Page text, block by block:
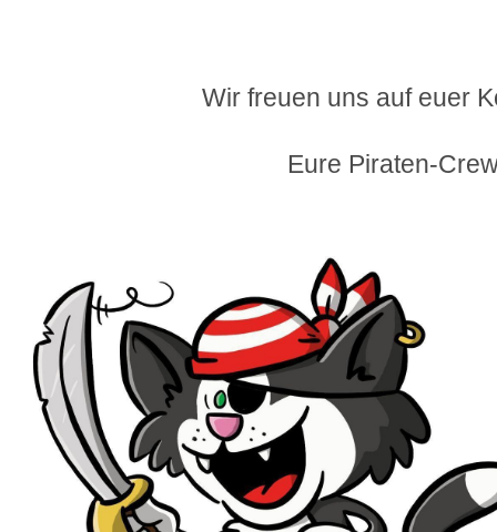
Wir freuen uns auf euer
Eure Piraten-